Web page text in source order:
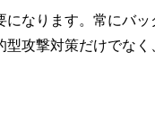
なります。常にバッ
型攻撃対策だけでなく